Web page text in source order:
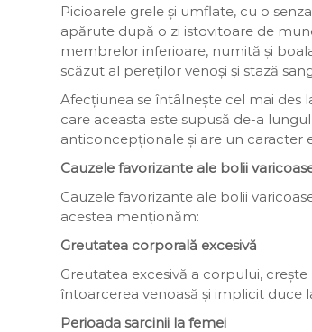
Picioarele grele și umflate, cu o
apărute după o zi istovitoare de
membrelor inferioare, numită și
scăzut al pereților venoși și stază
Afecțiunea se întâlnește cel mai des
care aceasta este supusă de-a
anticoncepționale și are un caracter
Cauzele favorizante ale bolii
Cauzele favorizante ale bolii
acestea menționăm:
Greutatea corporală excesivă
Greutatea excesivă a corpului,
întoarcerea venoasă și implicit duce
Perioada sarcinii la femei